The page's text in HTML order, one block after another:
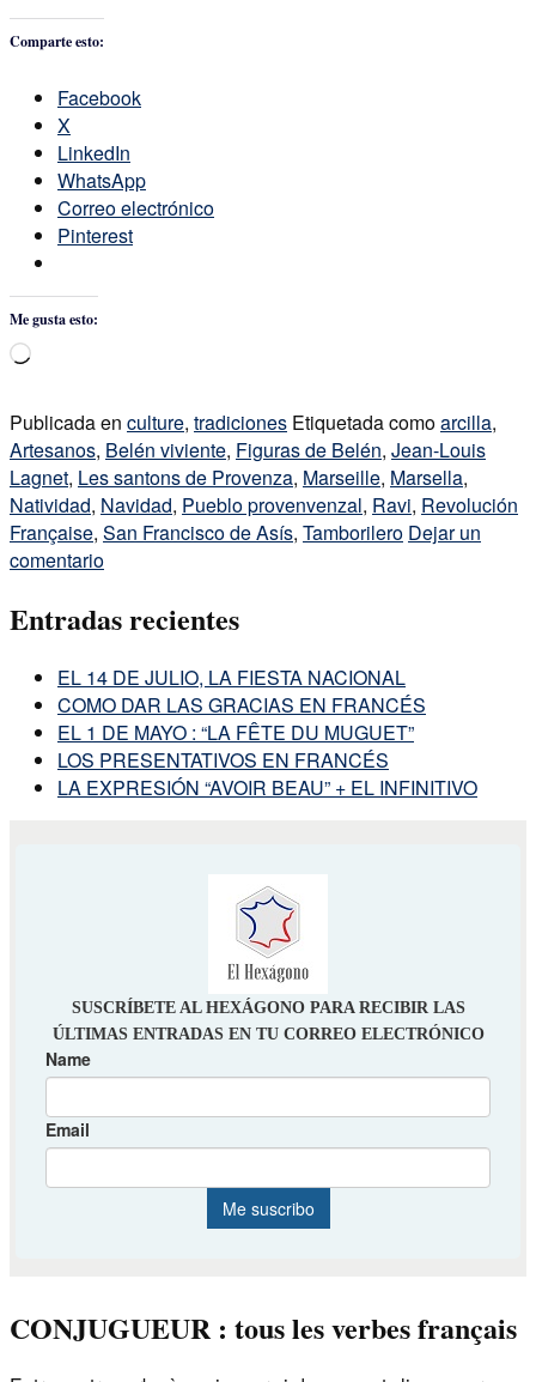
Comparte esto:
Facebook
X
LinkedIn
WhatsApp
Correo electrónico
Pinterest
Me gusta esto:
Cargando...
Publicada en culture, tradiciones Etiquetada comoarcilla,
Artesanos, Belén viviente, Figuras de Belén, Jean-Louis
Lagnet, Les santons de Provenza, Marseille, Marsella,
Natividad, Navidad, Pueblo provenvenzal, Ravi, Revolución
Française, San Francisco de Asís, Tamborilero Dejar un
comentario
Entradas recientes
EL 14 DE JULIO, LA FIESTA NACIONAL
COMO DAR LAS GRACIAS EN FRANCÉS
EL 1 DE MAYO : “LA FÊTE DU MUGUET”
LOS PRESENTATIVOS EN FRANCÉS
LA EXPRESIÓN “AVOIR BEAU” + EL INFINITIVO
CONJUGUEUR : tous les verbes français